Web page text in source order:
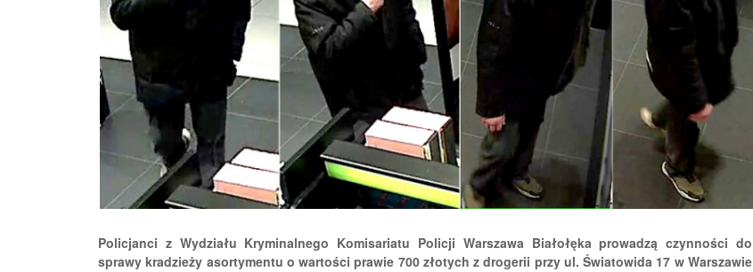
Policjanci z Wydziału Kryminalnego Komisariatu Policji Warszawa Białołęka prowadzą czynności do
sprawy kradzieży asortymentu o wartości prawie 700 złotych z drogerii przy ul. Światowida 17 w Warszawie